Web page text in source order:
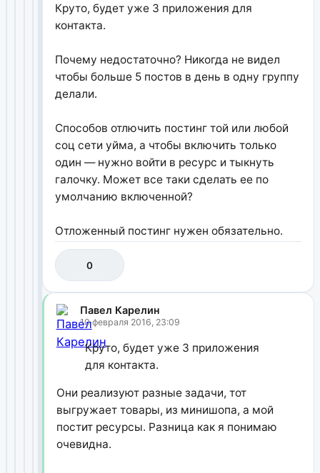
Круто, будет уже 3 приложения для
контакта.
Почему недостаточно? Никогда не видел
чтобы больше 5 постов в день в одну группу
делали.
Способов отлючить постинг той или любой
соц сети уйма, а чтобы включить только
один — нужно войти в ресурс и тыкнуть
галочку. Может все таки сделать ее по
умолчанию включенной?
Отложенный постинг нужен обязательно.
0
Павел Карелин
10 февраля 2016, 23:09
Круто, будет уже 3 приложения
для контакта.
Они реализуют разные задачи, тот
выгружает товары, из минишопа, а мой
постит ресурсы. Разница как я понимаю
очевидна.